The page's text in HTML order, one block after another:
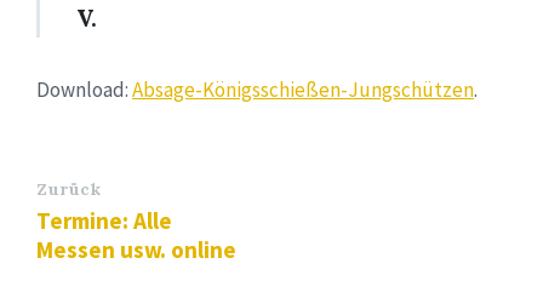
V.
Download:Absage-Königsschießen-Jungschützen.
Zurück
Termine: Alle
Messen usw. online